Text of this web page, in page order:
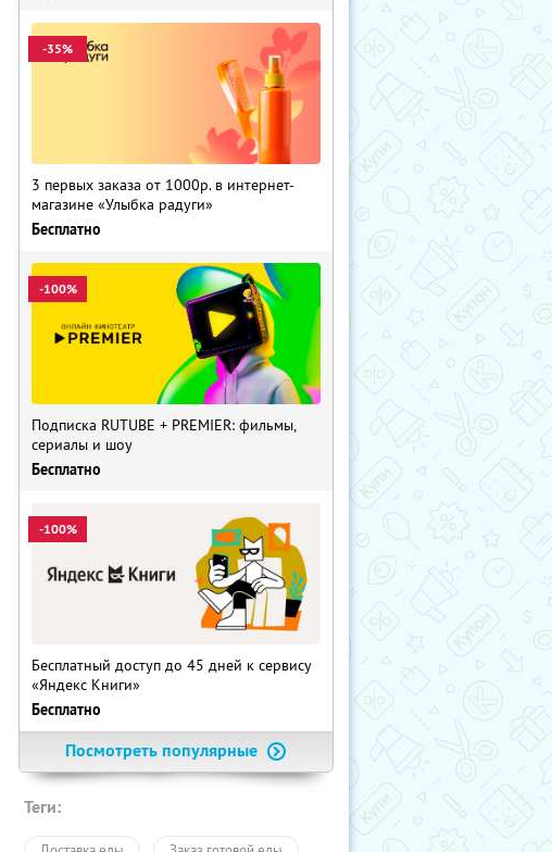
-35%
3 первых заказа от 1000р. в интернет-
магазине «Улыбка радуги»
Бесплатно
-100%
Подписка RUTUBE + PREMIER: фильмы,
сериалы и шоу
Бесплатно
-100%
Бесплатный доступ до 45 дней к сервису
«Яндекс Книги»
Бесплатно
Посмотреть популярные
Теги: